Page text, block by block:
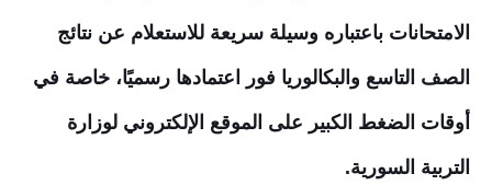
الامتحانات باعتباره وسيلة سريعة للاستعلام عن نتائج
الصف التاسع والبكالوريا فور اعتمادها رسميًا، خاصة في
أوقات الضغط الكبير على الموقع الإلكتروني لوزارة
التربية السورية.